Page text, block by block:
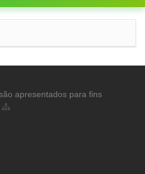
apresentados para fins